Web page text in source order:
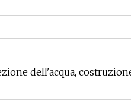
dell'acqua,